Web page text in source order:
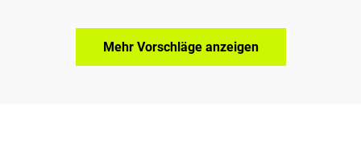
Mehr Vorschläge anzeigen